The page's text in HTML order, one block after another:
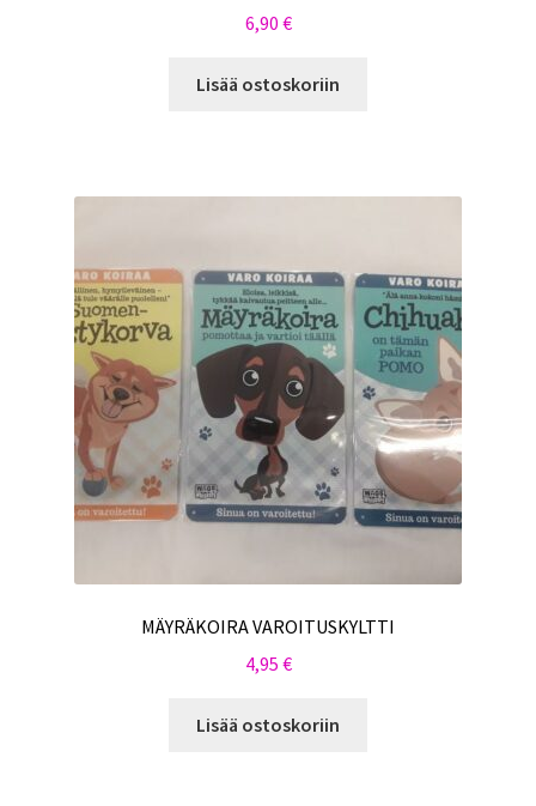
6,90 €
Lisää ostoskoriin
MÄYRÄKOIRA VAROITUSKYLTTI
4,95 €
Lisää ostoskoriin